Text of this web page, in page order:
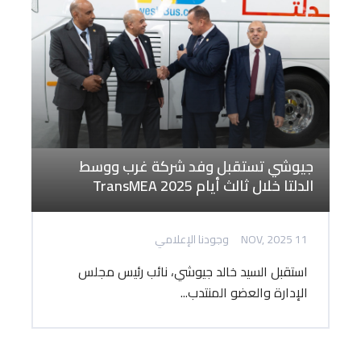
جيوشي تستقبل وفد شركة غرب ووسط
الدلتا خلال ثالث أيام TransMEA 2025
11 NOV, 2025 وجودنا الإعلامي
استقبل السيد خالد جيوشي، نائب رئيس مجلس
الإدارة والعضو المنتدب...